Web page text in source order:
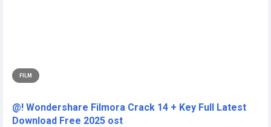
FILM
@! Wondershare Filmora Crack 14 + Key Full Latest
Download Free 2025 ost